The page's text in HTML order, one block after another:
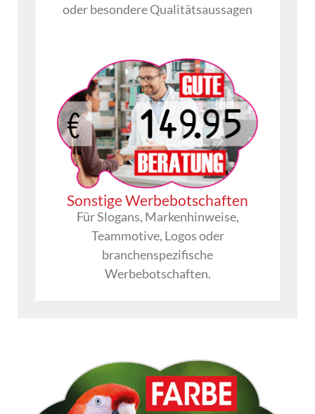
oder besondere Qualitätsaussagen
Sonstige Werbebotschaften
Für Slogans, Markenhinweise,
Teammotive, Logos oder
branchenspezifische
Werbebotschaften.